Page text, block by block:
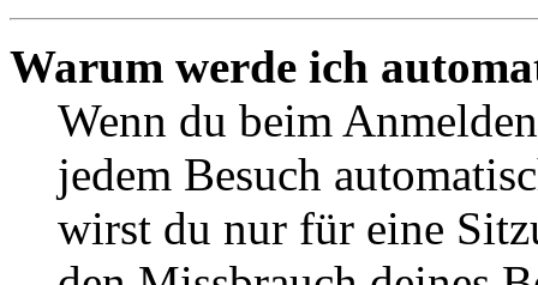
Warum werde ich
Wenn du beim
jedem Besuch
wirst du nur für eine